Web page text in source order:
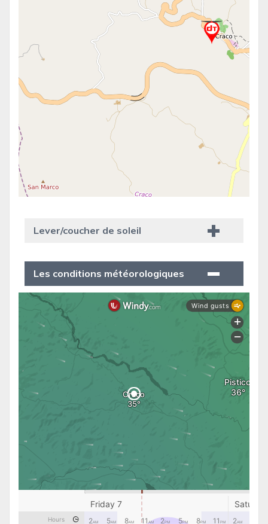
Lever/coucher de soleil
Les conditions météorologiques